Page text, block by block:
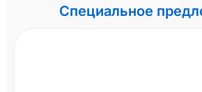
Специальное